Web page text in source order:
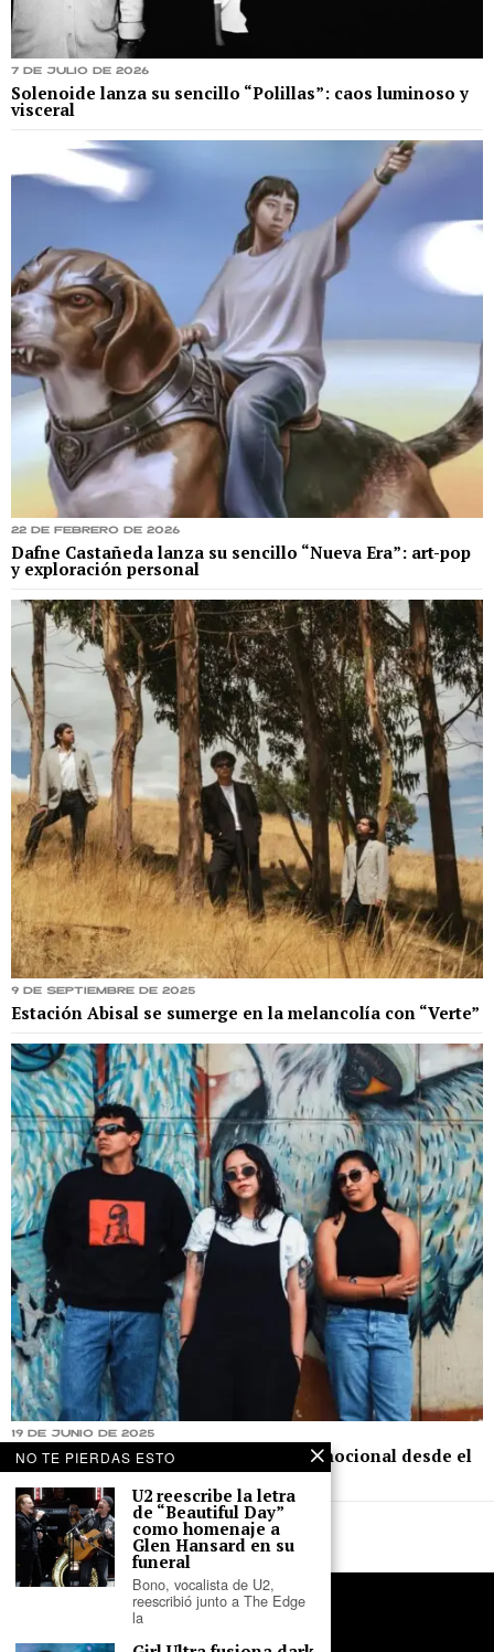
7 de julio de 2026
Solenoide lanza su sencillo “Polillas”: caos luminoso y
visceral
22 de febrero de 2026
Dafne Castañeda lanza su sencillo “Nueva Era”: art-pop
y exploración personal
9 de septiembre de 2025
Estación Abisal se sumerge en la melancolía con “Verte”
19 de junio de 2025
Reverb Chamber evoca la fragilidad emocional desde el
shoegaze en “Ritmia”
NO TE PIERDAS ESTO
U2 reescribe la letra
de “Beautiful Day”
como homenaje a
Glen Hansard en su
funeral
Bono, vocalista de U2,
reescribió junto a The Edge
la